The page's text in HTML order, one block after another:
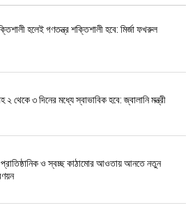
হলেই গণতন্ত্র শক্তিশালী হবে: মির্জা ফখরুল
২ থেকে ৩ দিনের মধ্যে স্বাভাবিক হবে: জ্বালানি মন্ত্রী
প্রাতিষ্ঠানিক ও স্বচ্ছ কাঠামোর আওতায় আনতে নতুন